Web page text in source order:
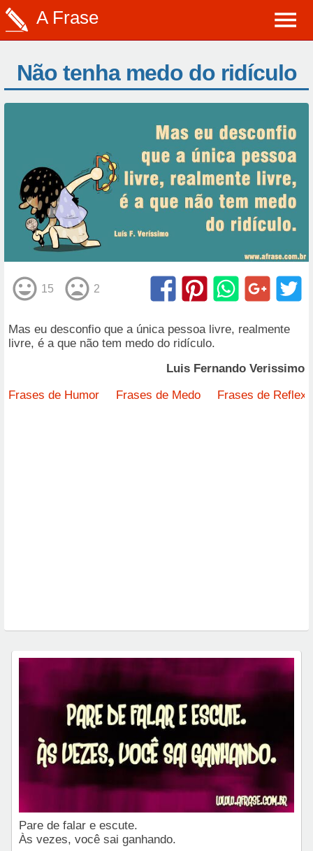
A Frase
Não tenha medo do ridículo
15 2
Mas eu desconfio que a única pessoa livre, realmente
livre, é a que não tem medo do ridículo.
Luis Fernando Verissimo
Frases de Humor
Frases de Medo Frases de
Pare de falar e escute.
Às vezes, você sai ganhando.